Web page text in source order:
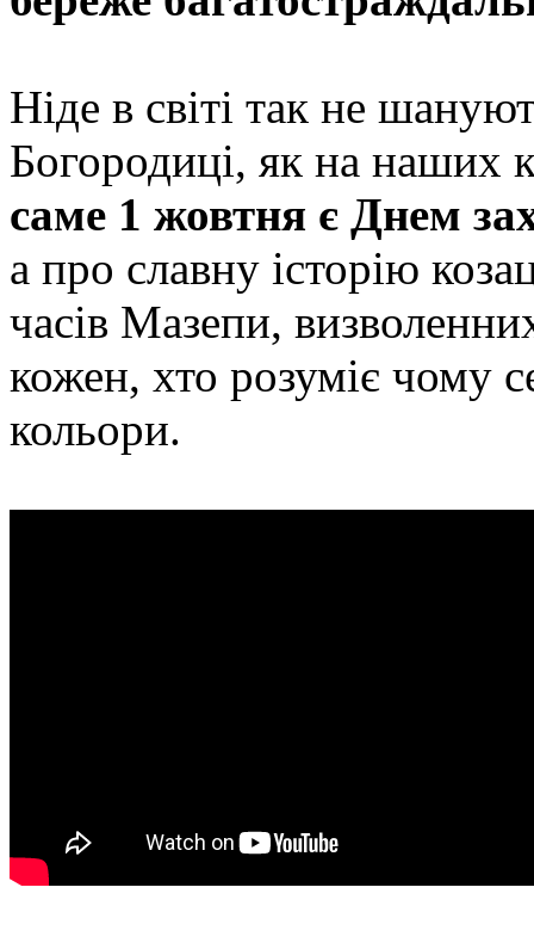
Ніде в світі так не
Богородиці, як на наших
саме 1 жовтня є Днем
а про славну історію
часів Мазепи,
кожен, хто розуміє чому
кольори.